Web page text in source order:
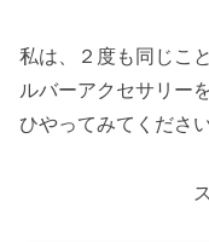
私は、２度も同じこ
ルバーアクセサリー
ひやってみてください